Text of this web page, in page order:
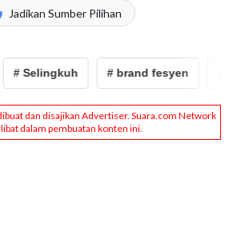
Jadikan Sumber Pilihan
# Selingkuh # brand fesyen